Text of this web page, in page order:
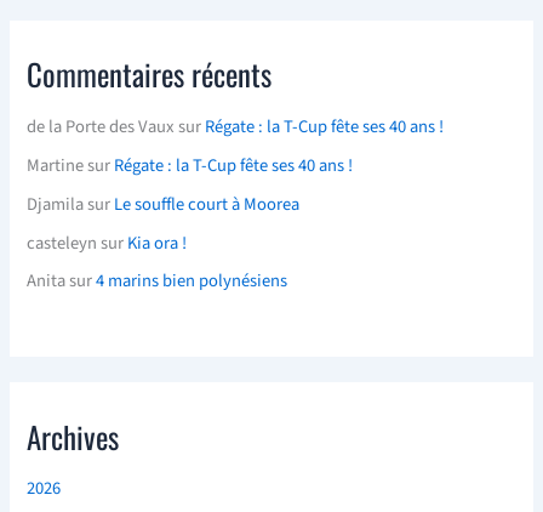
Commentaires récents
de la Porte des VauxsurRégate : la T-Cup fête ses 40 ans !
MartinesurRégate : la T-Cup fête ses 40 ans !
DjamilasurLe souffle court à Moorea
casteleynsurKia ora !
Anitasur4 marins bien polynésiens
Archives
2026